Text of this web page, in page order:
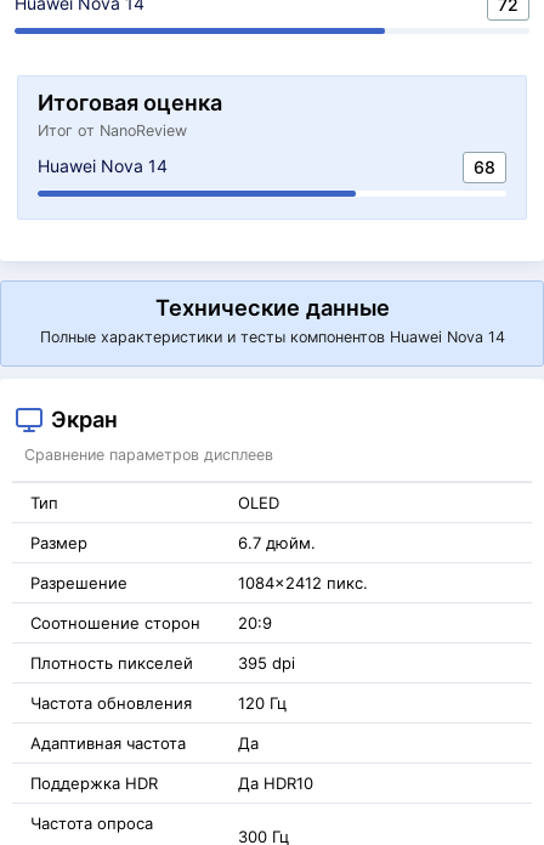
72
Итоговая оценка
Итог от NanoReview
Huawei Nova 14 68
Технические данные
Полные характеристики и тесты компонентов Huawei Nova 14
Экран
Сравнение параметров дисплеев
Тип OLED
Размер 6.7 дюйм.
Разрешение 1084x2412 пикс.
Соотношение сторон 20:9
Плотность пикселей 395 dpi
Частота обновления 120 Гц
Адаптивная частота Да
Поддержка HDR Да HDR10
Частота опроса
300 Гц